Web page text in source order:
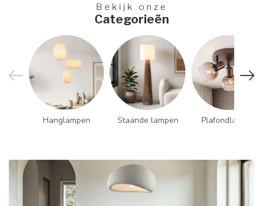
Bekijk onze
Categorieën
Hanglampen Staande lampen Plafondlampen